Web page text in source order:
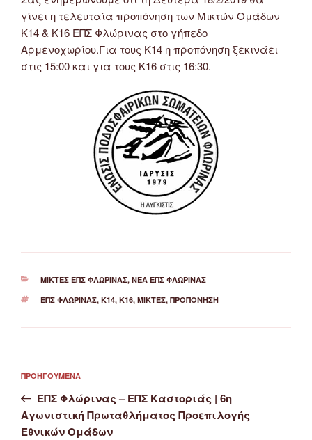
γίνει η τελευταία προπόνηση των Μικτών Ομάδων
Κ14 & Κ16 ΕΠΣ Φλώρινας στο γήπεδο
Αρμενοχωρίου.Για τους Κ14 η προπόνηση ξεκινάει
στις 15:00 και για τους Κ16 στις 16:30.
ΚΑΤΗΓΟΡΊΕΣ
ΜΙΚΤΈΣ ΕΠΣ ΦΛΏΡΙΝΑΣ, ΝΈΑ ΕΠΣ ΦΛΏΡΙΝΑΣ
ΕΤΙΚΈΤΕΣ
ΕΠΣ ΦΛΏΡΙΝΑΣ, Κ14, Κ16, ΜΙΚΤΈΣ, ΠΡΟΠΌΝΗΣΗ
άρθρων
Προηγούμενο
άρθρο
ΠΡΟΗΓΟΎΜΕΝΑ
ΕΠΣ Φλώρινας – ΕΠΣ Καστοριάς | 6η
Αγωνιστική Πρωταθλήματος Προεπιλογής
Εθνικών Ομάδων